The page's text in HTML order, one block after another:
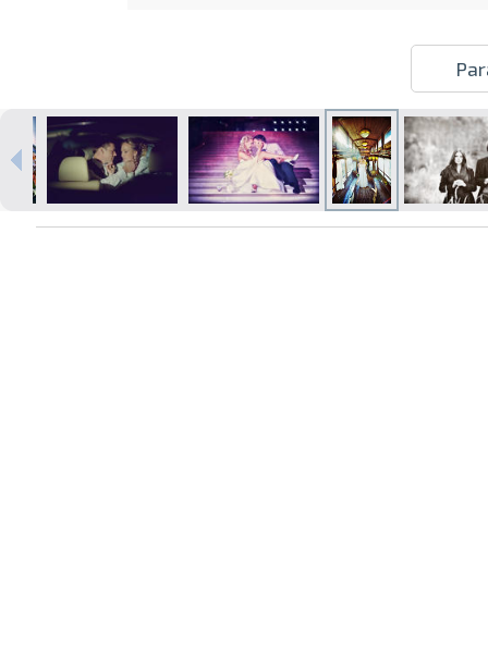
Izdrukas 1h laikā Rīgā – pasūtiet
Dažādi formāti un papīra veidi
jūsu foto
Piegāde visā Latvijā vai
saņemšana klātienē